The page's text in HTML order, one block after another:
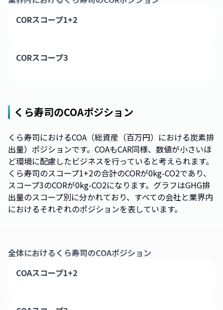
CORスコープ1+2
CORスコープ3
くら寿司のCOAポジション
くら寿司におけるCOA（総資産（百万円）における炭素排
出量）ポジションです。COAもCAR同様、数値が小さいほ
ど環境に配慮したビジネスを行っていると考えられます。
くら寿司のスコープ1+2の合計のCORが0kg-CO2であり、
スコープ3のCORが0kg-CO2になります。グラフはGHG排
出量のスコープ別に分かれており、すべての会社と業界内
におけるそれぞれのポジションを表しています。
全体における くら寿司のCOAポジション
COAスコープ1+2